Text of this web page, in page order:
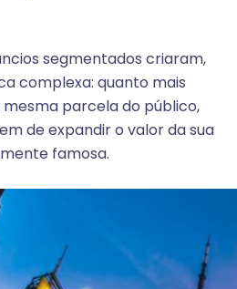
segmentados criaram,
complexa: quanto mais
parcela do público,
de expandir o valor da sua
famosa.